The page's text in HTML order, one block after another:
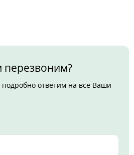
перезвоним?
ответим на все Ваши